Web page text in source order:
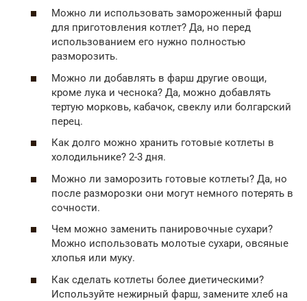
Можно ли использовать замороженный фарш
для приготовления котлет? Да, но перед
использованием его нужно полностью
разморозить.
Можно ли добавлять в фарш другие овощи,
кроме лука и чеснока? Да, можно добавлять
тертую морковь, кабачок, свеклу или болгарский
перец.
Как долго можно хранить готовые котлеты в
холодильнике? 2-3 дня.
Можно ли заморозить готовые котлеты? Да, но
после разморозки они могут немного потерять в
сочности.
Чем можно заменить панировочные сухари?
Можно использовать молотые сухари, овсяные
хлопья или муку.
Как сделать котлеты более диетическими?
Используйте нежирный фарш, замените хлеб на